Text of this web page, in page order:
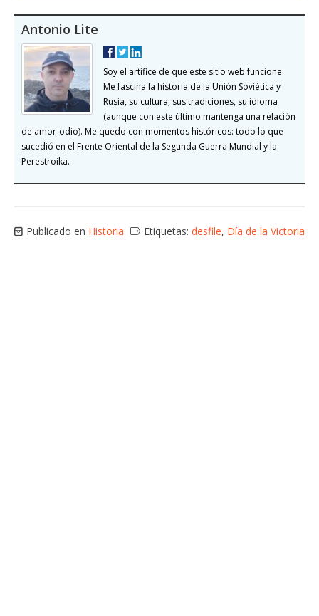
Antonio Lite
Soy el artífice de que este sitio web funcione.
Me fascina la historia de la Unión Soviética y
Rusia, su cultura, sus tradiciones, su idioma
(aunque con este último mantenga una relación
de amor-odio). Me quedo con momentos históricos: todo lo que
sucedió en el Frente Oriental de la Segunda Guerra Mundial y la
Perestroika.
Publicado en Historia Etiquetas: desfile, Día de la Victoria